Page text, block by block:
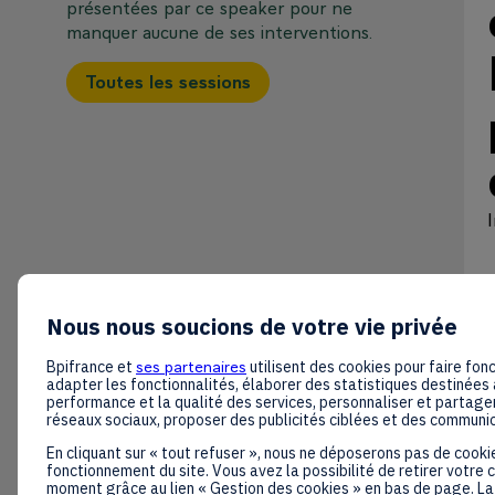
présentées par ce speaker pour ne
manquer aucune de ses interventions.
Toutes les sessions
Nous nous soucions de votre vie privée
Bpifrance et ses partenaires utilisent des cookies pour faire
adapter les fonctionnalités, élaborer des statistiques destinées
performance et la qualité des services, personnaliser et
réseaux sociaux, proposer des publicités ciblées et des
En cliquant sur « tout refuser », nous ne déposerons pas de
fonctionnement du site. Vous avez la possibilité de retirer votre
moment grâce au lien « Gestion des cookies » en bas de page.